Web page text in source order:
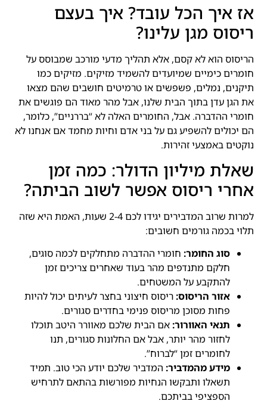
אז איך הכל עובד? איך בעצם
ריסוס מגן עלינו?
הריסוס הוא לא קסם, אלא תהליך מדעי מורכב שמבוסס על
חומרים כימיים שמיועדים להשמיד מזיקים. מזיקים כמו
תיקנים, נמלים, פשפשים או טרמיטים חושבים שהם מצאו
את הגן עדן בתוך הבית שלנו, אבל מהר מאוד הם פוגשים את
חומרי ההדברה. אבל, החומרים האלה לא “בררניים”, כלומר,
הם יכולים להשפיע גם על בני אדם וחיות מחמד אם אנחנו לא
נוקטים באמצעי זהירות.
שאלת מיליון הדולר: כמה זמן
אחרי ריסוס אפשר לשוב הביתה?
למרות שרוב המדבירים יגידו לכם 2-4 שעות, האמת היא שזה
תלוי בכמה גורמים חשובים:
סוג החומר: חומרי ההדברה מתחלקים לכמה סוגים,
חלקם מתנדפים מהר בעוד שאחרים צריכים זמן
להתקבע על המשטחים.
אזור הריסוס:ריסוס חיצוני בחצר לעיתים יכול להיות
פחות מסוכן מריסוס פנימי בחדרים סגורים.
תנאי האוורור:אם הבית שלכם מאוורר היטב תוכלו
לחזור מהר יותר, אבל אם החלונות סגורים, תנו
לחומרים זמן “לברוח”.
מידע מהמדביר: המדביר שלכם יודע הכי טוב. תמיד
תשאלו ותבקשו הנחיות מפורשות בהתאם לתרחיש
הספציפי בביתכם.